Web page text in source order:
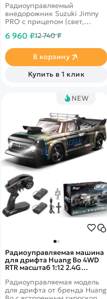
5C) - HG4-53PRO-54-W
Радиоуправляемый
внедорожник Suzuki Jimny
PRO с прицепом (свет,
53PRO-54-W - это
внедорожника на пульте
управления в масштабе 1/16
оснащен полным приводом
и мощным коллекторным
Внедорожник имеет богатую
деталировку и оборудован
изготовлен из прочного АВS
пластика, в кабине можно
увидеть сиденья, руль и
интерьер.
6 960 ₽12 740 ₽
В корзину
Купить в 1 клик
NEW
Радиоуправляемая машина
для дрифта Huang Bo 4WD
RTR масштаб 1:12 2.4G
R1203
Радиоуправляемая модель
для дрифта от бренда Huang